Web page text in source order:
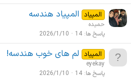
المپیاد المپیاد هندسه
حمیده
پاسخ ها 14
2026/1/10
المپیاد لم های خوب هندسه!
eyekay
پاسخ ها 14
2026/1/10